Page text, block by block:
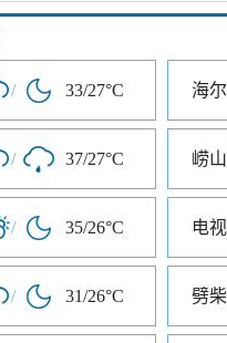
/ 33/27°C 海
/ 37/27°C 崂
/ 35/26°C 电
/ 31/26°C 劈